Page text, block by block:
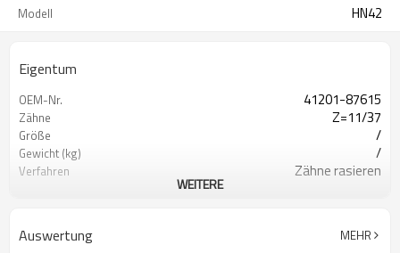
Modell HN42
Eigentum
OEM-Nr. 41201-87615
Zähne Z=11/37
Größe /
Gewicht (kg) /
Verfahren Zähne rasieren
Oberflächenbehandlung Kugelstrahlen
WEITERE
Auswertung MEHR